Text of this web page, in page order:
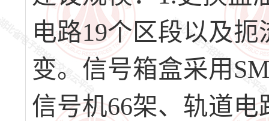
电路19个区段以及
变。信号箱盒采用
信号机66架、轨道